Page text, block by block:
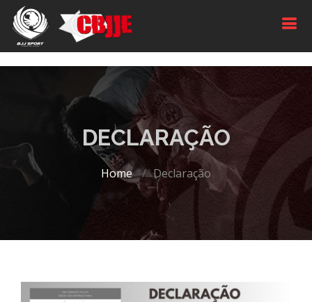
DECLARAÇÃO
Home Declaração